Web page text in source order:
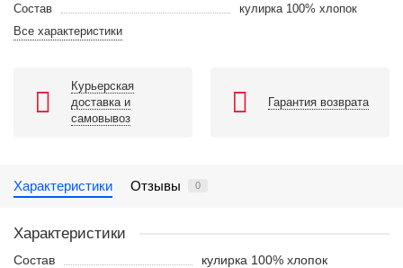
Состав
кулирка 100% хлопок
Все характеристики
Курьерская
доставка и
самовывоз
Гарантия возврата
Характеристики Отзывы 0
Характеристики
Состав кулирка 100% хлопок